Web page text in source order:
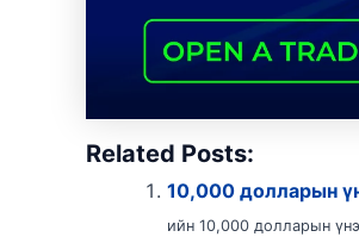
Related Posts:
10,000 долларын
ийн 10,000 долларын